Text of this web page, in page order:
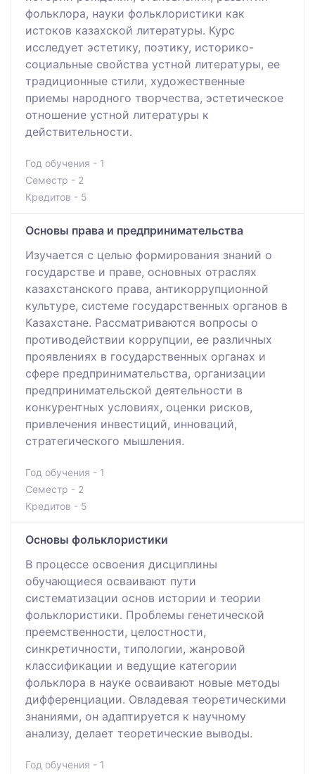
фольклора, науки фольклористики как
истоков казахской литературы. Курс
исследует эстетику, поэтику, историко-
социальные свойства устной литературы, ее
традиционные стили, художественные
приемы народного творчества, эстетическое
отношение устной литературы к
действительности.
Год обучения - 1
Семестр - 2
Кредитов - 5
Основы права и предпринимательства
Изучается с целью формирования знаний о
государстве и праве, основных отраслях
казахстанского права, антикоррупционной
культуре, системе государственных органов в
Казахстане. Рассматриваются вопросы о
противодействии коррупции, ее различных
проявлениях в государственных органах и
сфере предпринимательства, организации
предпринимательской деятельности в
конкурентных условиях, оценки рисков,
привлечения инвестиций, инноваций,
стратегического мышления.
Год обучения - 1
Семестр - 2
Кредитов - 5
Основы фольклористики
В процессе освоения дисциплины
обучающиеся осваивают пути
систематизации основ истории и теории
фольклористики. Проблемы генетической
преемственности, целостности,
синкретичности, типологии, жанровой
классификации и ведущие категории
фольклора в науке осваивают новые методы
дифференциации. Овладевая теоретическими
знаниями, он адаптируется к научному
анализу, делает теоретические выводы.
Год обучения - 1